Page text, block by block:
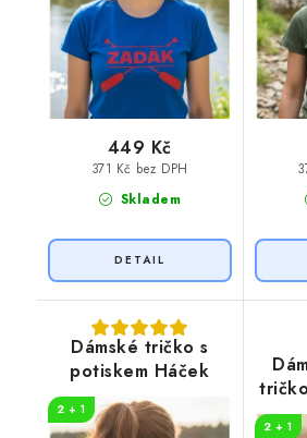
Skladem
371 Kč bez DPH
449 Kč
Dámské tričko s
potiskem Háček
2 + 1
2 + 1